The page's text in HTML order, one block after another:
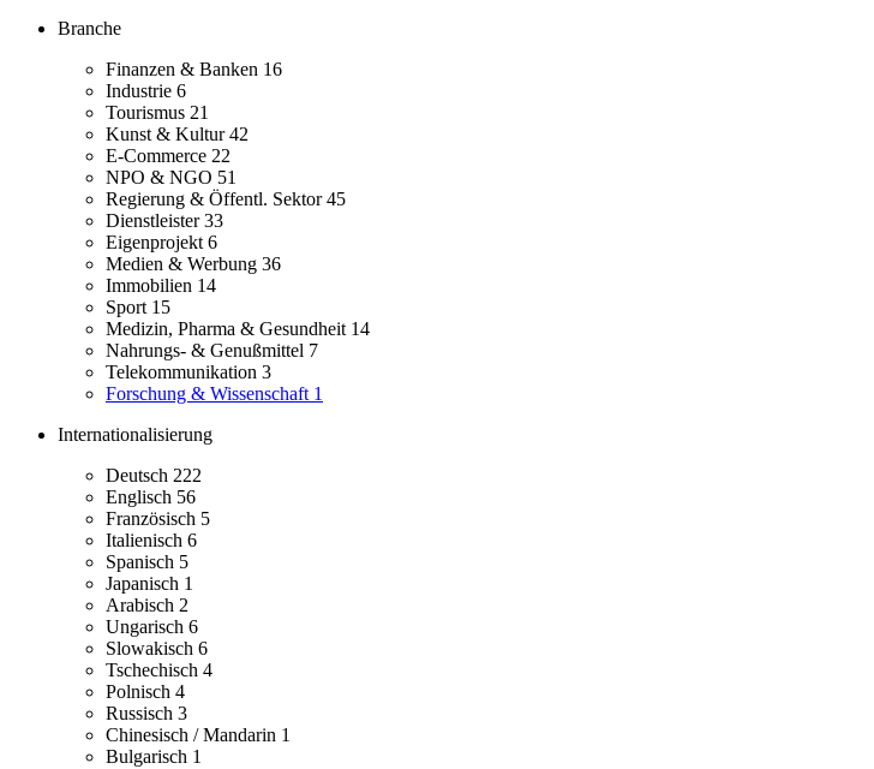
Branche
Finanzen & Banken 16
Industrie 6
Tourismus 21
Kunst & Kultur42
E-Commerce 22
NPO & NGO 51
Regierung & Öffentl. Sektor45
Dienstleister33
Eigenprojekt 6
Medien & Werbung 36
Immobilien 14
Sport 15
Medizin, Pharma & Gesundheit 14
Nahrungs- & Genußmittel 7
Telekommunikation 3
Forschung & Wissenschaft 1
Internationalisierung
Deutsch 222
Englisch 56
Französisch 5
Italienisch 6
Spanisch 5
Japanisch 1
Arabisch 2
Ungarisch 6
Slowakisch 6
Tschechisch 4
Polnisch 4
Russisch 3
Chinesisch / Mandarin 1
Bulgarisch 1